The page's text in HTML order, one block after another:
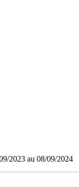
2023 au 08/09/2024